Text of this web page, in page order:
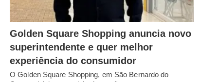
Golden Square Shopping anuncia novo
superintendente e quer melhor
experiência do consumidor
O Golden Square Shopping, em São Bernardo do